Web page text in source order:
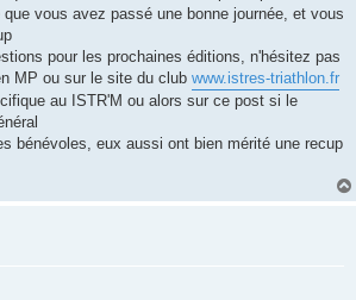
vous avez passé une bonne journée, et vous
pour les prochaines éditions, n'hésitez pas
MP ou sur le site du club www.istres-triathlon.fr
au ISTR'M ou alors sur ce post si le
bénévoles, eux aussi ont bien mérité une recup